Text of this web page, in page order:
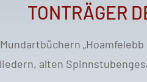
TONTRÄGER
alten